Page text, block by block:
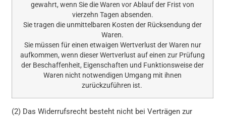
gewahrt, wenn Sie die Waren vor Ablauf der Frist von
vierzehn Tagen absenden.
Sie tragen die unmittelbaren Kosten der Rücksendung der
Waren.
Sie müssen für einen etwaigen Wertverlust der Waren nur
aufkommen, wenn dieser Wertverlust auf einen zur Prüfung
der Beschaffenheit, Eigenschaften und Funktionsweise der
Waren nicht notwendigen Umgang mit ihnen
zurückzuführen ist.
(2) Das Widerrufsrecht besteht nicht bei Verträgen zur